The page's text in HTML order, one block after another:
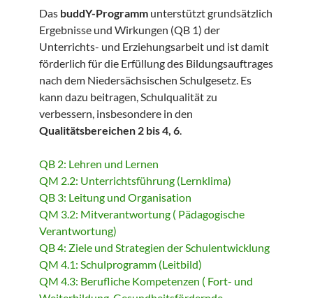
Das buddY-Programm unterstützt grundsätzlich
Ergebnisse und Wirkungen (QB 1) der
Unterrichts- und Erziehungsarbeit und ist damit
förderlich für die Erfüllung des Bildungsauftrages
nach dem Niedersächsischen Schulgesetz. Es
kann dazu beitragen, Schulqualität zu
verbessern, insbesondere in den
Qualitätsbereichen 2 bis 4, 6.
QB 2: Lehren und Lernen
QM 2.2: Unterrichtsführung (Lernklima)
QB 3: Leitung und Organisation
QM 3.2: Mitverantwortung ( Pädagogische
Verantwortung)
QB 4: Ziele und Strategien der Schulentwicklung
QM 4.1: Schulprogramm (Leitbild)
QM 4.3: Berufliche Kompetenzen ( Fort- und